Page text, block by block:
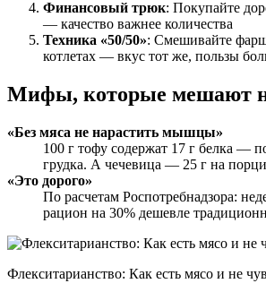
Финансовый трюк: Покупайте
— качество важнее количества
Техника «50/50»: Смешивайте
котлетах — вкус тот же, пользы
Мифы, которые мешают
«Без мяса не нарастить мышцы»
100 г тофу содержат 17 г белка —
грудка. А чечевица — 25 г на
«Это дорого»
По расчетам Роспотребнадзора:
рацион на 30% дешевле
Флекситарианство: Как есть мясо и не